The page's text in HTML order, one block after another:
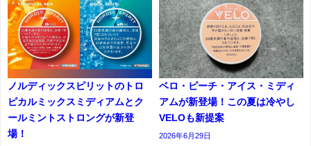
ノルディックスピリットのトロ
ピカルミックスミディアムとク
ールミントストロングが新登
場！
ベロ・ピーチ・アイス・ミディ
アムが新登場！この夏は冷やし
VELOも新提案
2026年6月29日